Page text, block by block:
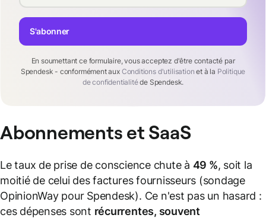
En soumettant ce formulaire, vous acceptez d'être contacté par
Spendesk - conformément aux Conditions d'utilisation et à la Politique
de confidentialitéde Spendesk.
S'abonner
Abonnements et SaaS
Le taux de prise de conscience chute à 49 %, soit la
moitié de celui des factures fournisseurs (sondage
OpinionWay pour Spendesk). Ce n'est pas un hasard :
ces dépenses sont récurrentes, souvent